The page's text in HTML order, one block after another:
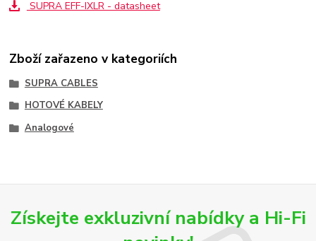
SUPRA EFF-IXLR - datasheet
Zboží zařazeno v kategoriích
SUPRA CABLES
HOTOVÉ KABELY
Analogové
Získejte exkluzivní nabídky a Hi-Fi